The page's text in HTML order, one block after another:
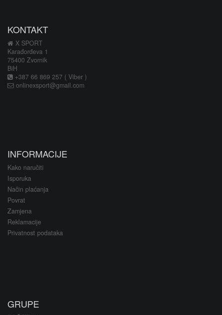
KONTAKT
X SPORT
Karađorđeva 1
75400 Zvornik
BiH
+387 66 869 257 ( Viber )
onlinexsport@gmail.com
INFORMACIJE
Kako naručiti
Isporuka
Način plaćanja
Povrat
Zamjena
Reklamacije
Privatnost podataka
GRUPE